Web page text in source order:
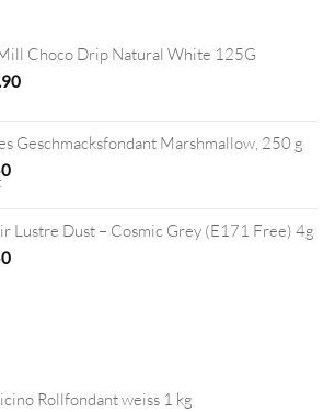
Choco Drip Natural White 125G
Geschmacksfondant Marshmallow, 250 g
Lustre Dust – Cosmic Grey (E171 Free) 4g
Rollfondant weiss 1 kg